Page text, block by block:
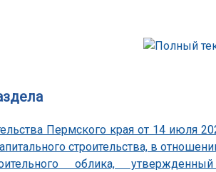
Пермского края от 14 июля
строительства, в
облика,